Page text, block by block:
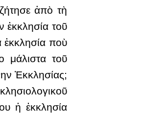
ἀπὸ τὴ
ἐκκλησία τοῦ
ἐκκλησία ποὺ
μάλιστα τοῦ
Ἐκκλησίας;
ἡ ἐκκλησία